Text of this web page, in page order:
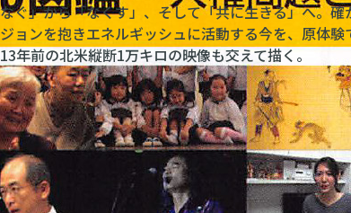
ぐ」から「なくす」、そして「共に生きる」へ。確
ョンを抱きエネルギッシュに活動する今を、原体験
年前の北米縦断1万キロの映像も交えて描く。